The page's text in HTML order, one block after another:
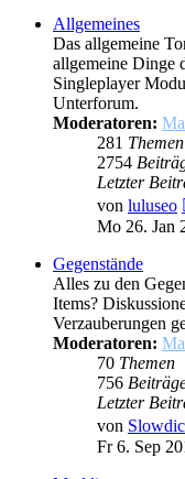
Allgemeines
Das allgemeine
allgemeine Dinge
Singleplayer
Unterforum.
Moderatoren:
281 Themen
2754
Letzter
von luluseo
Mo 26. Jan
Gegenstände
Alles zu den
Items?
Verzauberungen
Moderatoren:
70 Themen
756
Letzter
von
Fr 6. Sep